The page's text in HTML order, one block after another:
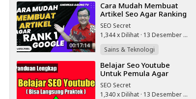
00:17:14
⁣Cara Mudah Membuat
Artikel Seo Agar Ranking
1 Google
SEO Secret
1,344 x Dilihat · 13 Desember 2022
Sains & Teknologi
⁣Belajar Seo Youtube
Untuk Pemula Agar
Video Kita Mudah
Ditemukan
SEO Secret
1,340 x Dilihat · 13 Desember 2022